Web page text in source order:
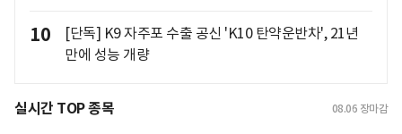
10
[단독] K9 자주포 수출 공신 'K10 탄약운반차', 21년
만에 성능 개량
실시간 TOP 종목 08.06 장마감